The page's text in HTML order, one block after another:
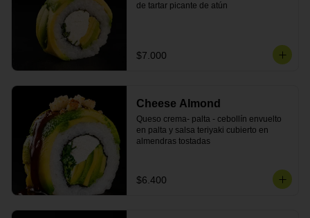
de tartar picante de atún
$7.000
Cheese Almond
Queso crema- palta - cebollín envuelto
en palta y salsa teriyaki cubierto en
almendras tostadas
$6.400